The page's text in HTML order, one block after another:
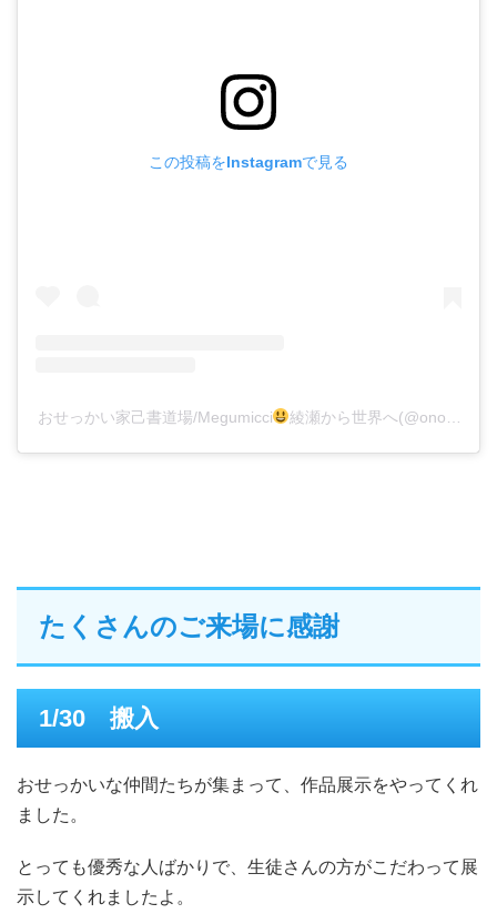
この投稿をInstagramで見る
おせっかい家己書道場/Megumicci 綾瀬から世界へ
たくさんのご来場に感謝
1/30 搬入
おせっかいな仲間たちが集まって、作品展示をやってくれ
ました。
とっても優秀な人ばかりで、生徒さんの方がこだわって展
示してくれましたよ。